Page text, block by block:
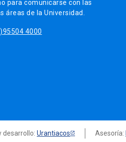
para comunicarse con las
áreas de la Universidad.
4000
desarrollo: Urantiacos Asesoría: